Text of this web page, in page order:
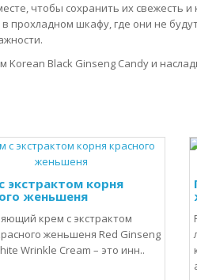
чтобы сохранить их свежесть и
прохладном шкафу, где они не
Black Ginseng Candy и
экстрактом корня
женьшеня
крем с экстрактом
женьшеня Red Ginseng
Wrinkle Cream – это инн..